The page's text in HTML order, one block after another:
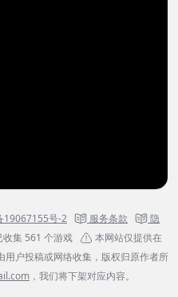
19067155号-2 服务条款
隐
收集 561 个游戏
本网站仅提供在
用户投稿或网络收集，版权归原作者所
，我们将下架对应内容。